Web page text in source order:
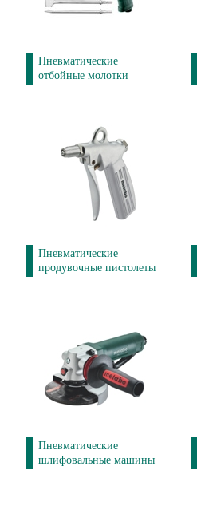
Пневматические
отбойные молотки
Пневматические
продувочные пистолеты
Пневматические
шлифовальные машины